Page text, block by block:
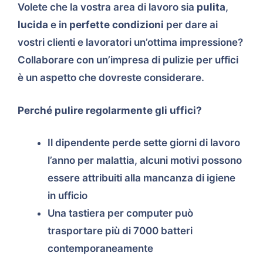
Volete che la vostra area di lavoro sia pulita,
lucida e in perfette condizioni per dare ai
vostri clienti e lavoratori un’ottima impressione?
Collaborare con un’impresa di pulizie per uffici
è un aspetto che dovreste considerare.
Perché pulire regolarmente gli uffici?
Il dipendente perde sette giorni di lavoro
l’anno per malattia, alcuni motivi possono
essere attribuiti alla mancanza di igiene
in ufficio
Una tastiera per computer può
trasportare più di 7000 batteri
contemporaneamente